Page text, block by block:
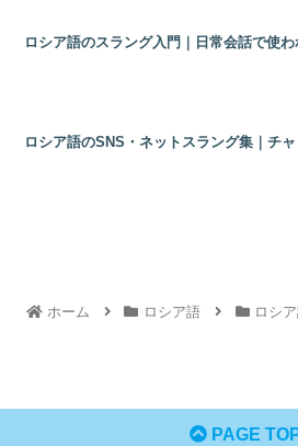
ロシア語のスラング入門｜日常会話で使
ロシア語のSNS・ネットスラング集｜チ
ホーム ロシア語 ロシ
PAGE